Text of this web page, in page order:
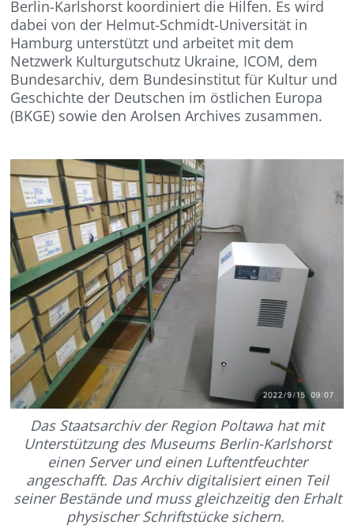
Berlin-Karlshorst koordiniert die Hilfen. Es wird
dabei von der Helmut-Schmidt-Universität in
Hamburg unterstützt und arbeitet mit dem
Netzwerk Kulturgutschutz Ukraine, ICOM, dem
Bundesarchiv, dem Bundesinstitut für Kultur und
Geschichte der Deutschen im östlichen Europa
(BKGE) sowie den Arolsen Archives zusammen.
Das Staatsarchiv der Region Poltawa hat mit
Unterstützung des Museums Berlin-Karlshorst
einen Server und einen Luftentfeuchter
angeschafft. Das Archiv digitalisiert einen Teil
seiner Bestände und muss gleichzeitig den Erhalt
physischer Schriftstücke sichern.